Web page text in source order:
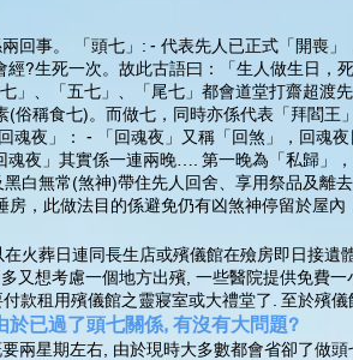
回事。 「頭七」: - 代表先人已正式「開喪
?生死一次。故此古語曰：「生人做生日，
」、「五七」、「尾七」都會道堂打齋超渡
稱食七)。而做七，同時亦係代表「拜閻王
魂夜」： - 「回魂夜」又稱「回煞」，回魂
夜」其實係一連兩晚…. 第一晚為「私歸」
白無常(煞神)帶住先人回舍、享用祭品及離
，此做法目的係避免仍有凶煞神停留於屋內
火葬日連同長生店或殯儀館在殮房即日接遺
又想考慮一個地方出殯, 一些醫院提供免費
款租用殯儀館之靈寢室或大禮堂了. 至於殯
於已過了頭七關係, 有沒有大問題?
兩星期左右, 由於現時大多數都會省卻了做